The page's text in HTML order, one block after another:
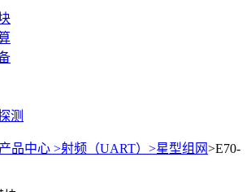
测
产品中心 >射频（UART）>星型组网>E70-